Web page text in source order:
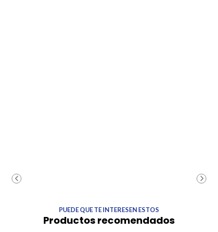
PUEDE QUE TE INTERESEN ESTOS
Productos recomendados